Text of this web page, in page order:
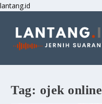
lantang.id
Tag: ojek online